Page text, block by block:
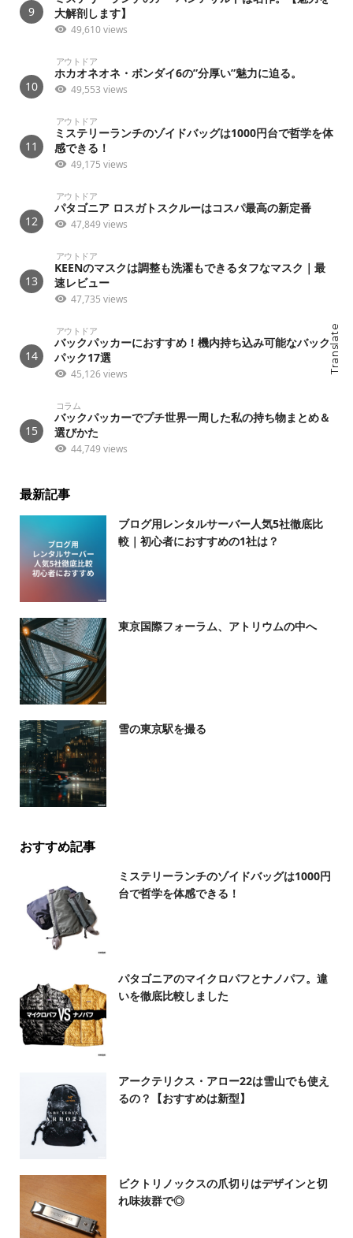
9
大解剖します】
49,610 views
10
アウトドア
ホカオネオネ・ボンダイ6の”分厚い”魅力に迫る。
49,553 views
11
アウトドア
ミステリーランチのゾイドバッグは1000円台で哲学を体
感できる！
49,175 views
12
アウトドア
パタゴニア ロスガトスクルーはコスパ最高の新定番
47,849 views
13
アウトドア
KEENのマスクは調整も洗濯もできるタフなマスク｜最
速レビュー
47,735 views
14
アウトドア
バックパッカーにおすすめ！機内持ち込み可能なバック
パック17選
45,126 views
15
コラム
バックパッカーでプチ世界一周した私の持ち物まとめ＆
選びかた
44,749 views
最新記事
ブログ用レンタルサーバー人気5社徹底比
較｜初心者におすすめの1社は？
東京国際フォーラム、アトリウムの中へ
雪の東京駅を撮る
おすすめ記事
ミステリーランチのゾイドバッグは1000円
台で哲学を体感できる！
パタゴニアのマイクロパフとナノパフ。違
いを徹底比較しました
アークテリクス・アロー22は雪山でも使え
るの？【おすすめは新型】
ビクトリノックスの爪切りはデザインと切
れ味抜群で◎
Translate